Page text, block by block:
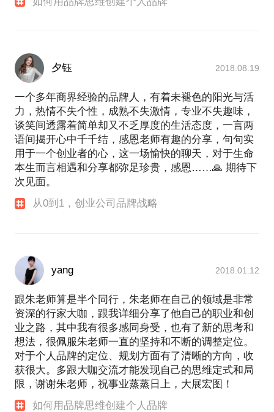
夕钰 2018.08.19
一个多年商界经验的品牌人，有着未褪色的阳光与活
力，热情不失个性，成熟不失激情，专业不失趣味，
谈笑间透露着简单却又不乏厚度的生活态度，一言两
语间揭开心中千千结，感恩老师有趣的分享，句句实
用于一个创业者的心，这一场愉快的聊天，对于生命
本生而言相遇和分享都弥足珍贵，感恩……🙏 期待下
次见面。
从0到1，创业公司品牌战略
yang 2018.01.12
跟朱老师算是半个同行，朱老师在自己的领域是非常
资深的行家大咖，跟我详细分享了他自己的职业和创
业之路，其中我有很多感同身受，也有了新的思考和
想法，很佩服朱老师一直的坚持和不断的调整定位。
对于个人品牌的定位、规划方面有了清晰的方向，收
获很大。多跟大咖交流才能发现自己的思维定式和局
限，谢谢朱老师，祝事业蒸蒸日上，大展宏图！
如何用品牌思维创建个人品牌